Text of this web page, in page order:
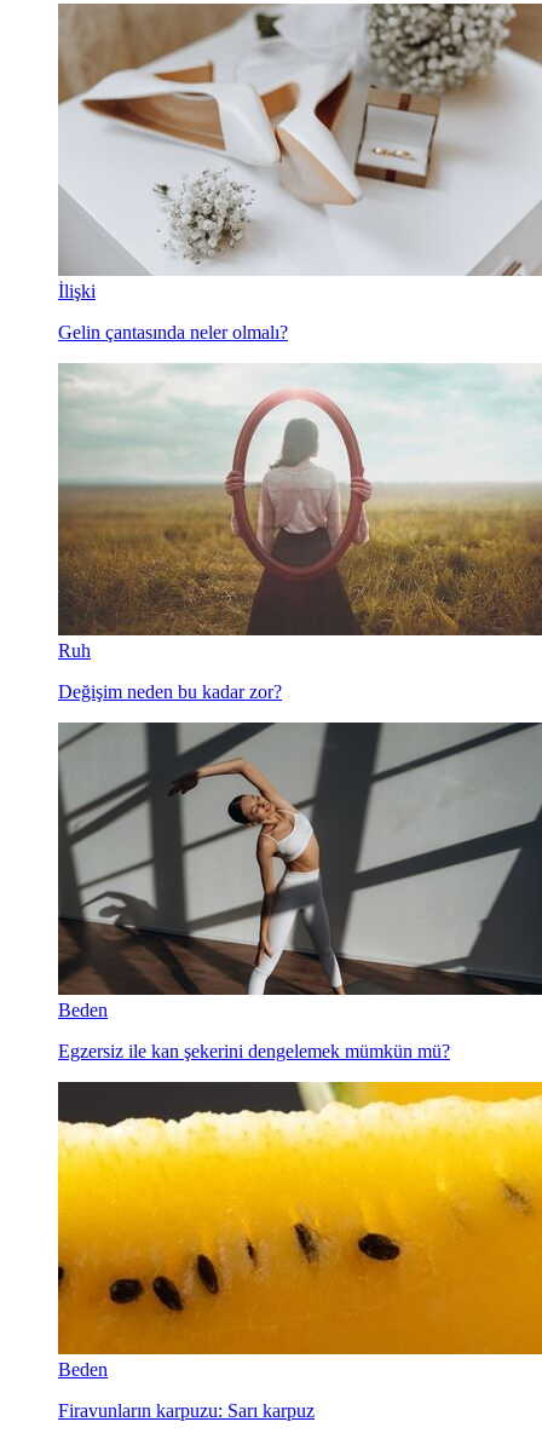
İlişki
Gelin çantasında neler olmalı?
Ruh
Değişim neden bu kadar zor?
Beden
Egzersiz ile kan şekerini dengelemek mümkün mü?
Beden
Firavunların karpuzu: Sarı karpuz